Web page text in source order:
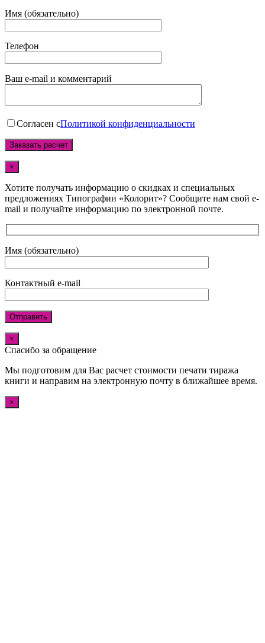
Имя (обязательно)
Телефон
Ваш e-mail и комментарий
Согласен сПолитикой конфиденциальности
×
Хотите получать информацию о скидках и специальных
предложениях Типографии «Колорит»? Сообщите нам свой e-
mail и получайте информацию по электронной почте.
Имя (обязательно)
Контактный e-mail
×
Спасибо за обращение
Мы подготовим для Вас расчет стоимости печати тиража
книги и направим на электронную почту в ближайшее время.
×